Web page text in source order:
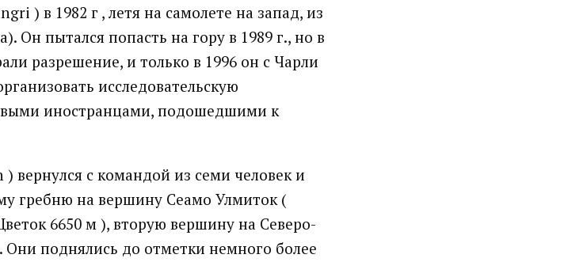
) в 1982 г , летя на самолете на запад, из
Он пытался попасть на гору в 1989 г., но в
разрешение, и только в 1996 он с Чарли
исследовательскую
иностранцами, подошедшими к
вернулся с командой из семи человек и
гребню на вершину Сеамо Улмиток (
6650 м ), вторую вершину на Северо-
Они поднялись до отметки немного более